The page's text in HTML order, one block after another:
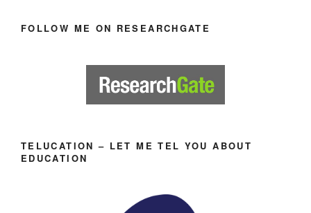
FOLLOW ME ON RESEARCHGATE
TELUCATION – LET ME TEL YOU ABOUT
EDUCATION